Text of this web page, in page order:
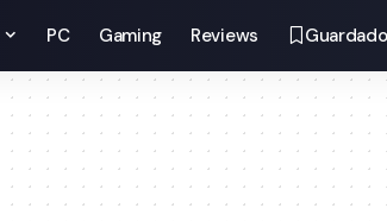
PC Gaming Reviews